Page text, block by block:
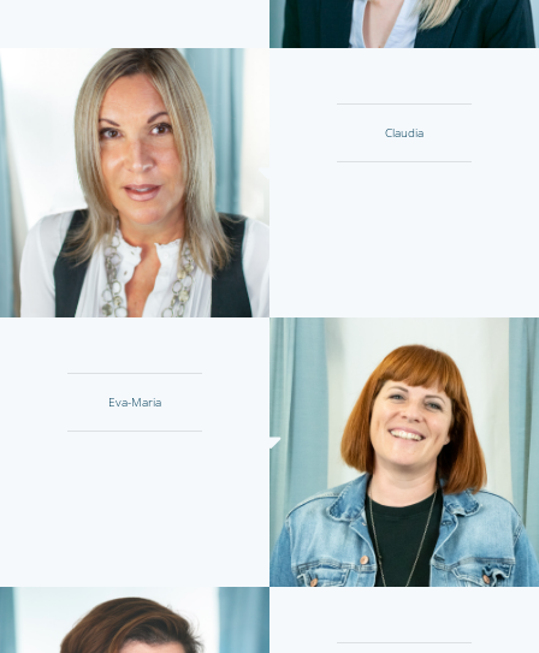
Claudia
Eva-Maria